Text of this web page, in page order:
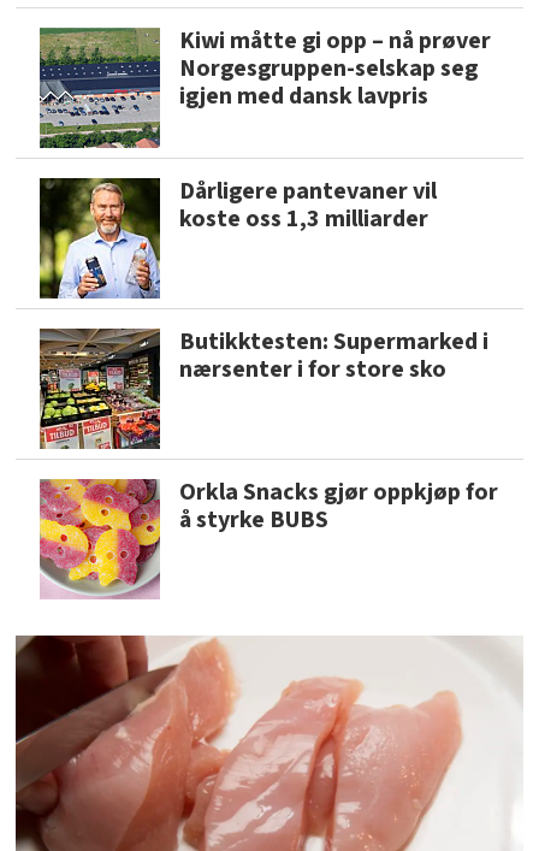
Kiwi måtte gi opp – nå prøver
Norgesgruppen-selskap seg
igjen med dansk lavpris
Dårligere pantevaner vil
koste oss 1,3 milliarder
Butikktesten: Supermarked i
nærsenter i for store sko
Orkla Snacks gjør oppkjøp for
å styrke BUBS